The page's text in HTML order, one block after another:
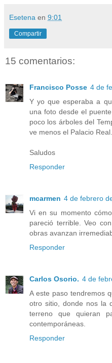
Esetena en 9:01
Compartir
15 comentarios:
Francisco Posse 4 de
Y yo que esperaba a
una foto desde el
poco los árboles del
ve menos el Palacio Real.
Saludos
Responder
mcarmen 4 de febrero
Vi en su momento
pareció terrible. Veo
obras avanzan
Responder
Carlos Osorio. 4 de
A este paso tendremos
otro sitio, donde nos la
terreno que quieran
contemporáneas.
Responder